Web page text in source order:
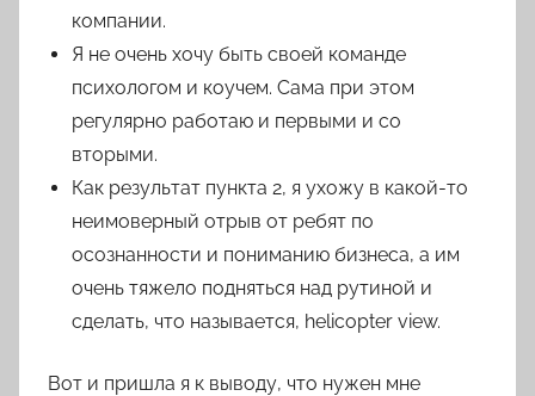
компании.
Я не очень хочу быть своей команде
психологом и коучем. Сама при этом
регулярно работаю и первыми и со
вторыми.
Как результат пункта 2, я ухожу в какой-то
неимоверный отрыв от ребят по
осознанности и пониманию бизнеса, а им
очень тяжело подняться над рутиной и
сделать, что называется, helicopter view.
Вот и пришла я к выводу, что нужен мне